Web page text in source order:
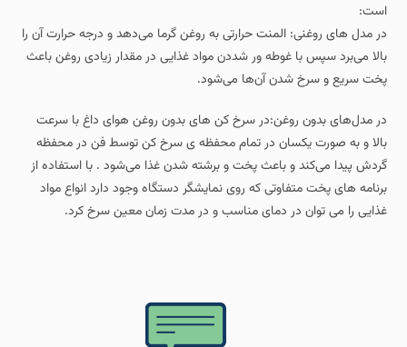
است:
در مدل‌ های روغنی: المنت حرارتی به روغن گرما می‌دهد و درجه‌ حرارت آن را
بالا می‌برد سپس با غوطه‌ ور شددن مواد غذایی در مقدار زیادی روغن باعث
پخت سریع و سرخ شدن آن‌ها می‌شود.
در مدل‌های بدون روغن:در سرخ کن های بدون روغن هوای داغ با سرعت
بالا و به صورت یکسان در تمام محفظه ی سرخ کن توسط فن در محفظه
گردش پیدا می‌کند و باعث پخت و برشته شدن غذا می‌شود . با استفاده از
برنامه های پخت متفاوتی که روی نمایشگر دستگاه وجود دارد انواع مواد
غذایی را می توان در دمای مناسب و در مدت زمان معین سرخ کرد.